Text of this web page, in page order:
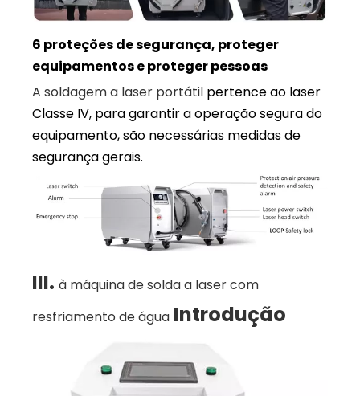
6 proteções de segurança, proteger
equipamentos e proteger pessoas
A soldagem a laser portátil pertence ao laser
Classe IV, para garantir a operação segura do
equipamento, são necessárias medidas de
segurança gerais.
III. à máquina de solda a laser com
resfriamento de água Introdução